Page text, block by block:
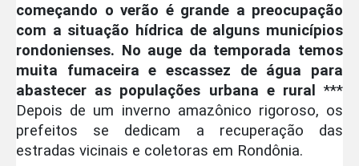
começando o verão é grande a preocupação
com a situação hídrica de alguns municípios
rondonienses. No auge da temporada temos
muita fumaceira e escassez de água para
abastecer as populações urbana e rural ***
Depois de um inverno amazônico rigoroso, os
prefeitos se dedicam a recuperação das
estradas vicinais e coletoras em Rondônia.